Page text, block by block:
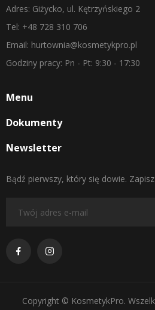
Adres: Giżycko, ul. Kętrzyńskiego 2
Tel: +48 728 310 706
Email: hurtownia@kosmetykpro.pl
Godziny pracy: Pn - Pt: 9:30 - 17:30
Menu
Dokumenty
Newsletter
Bądź pierwszy, który się dowie.
Copyright © KosmetykPro.